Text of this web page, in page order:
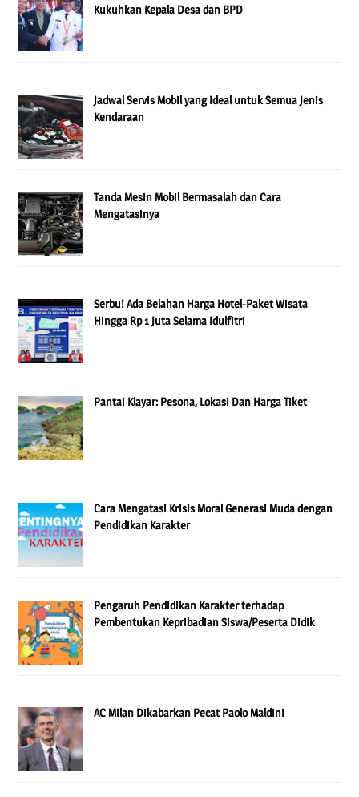
Kukuhkan Kepala Desa dan BPD
Jadwal Servis Mobil yang Ideal untuk Semua Jenis
Kendaraan
Tanda Mesin Mobil Bermasalah dan Cara
Mengatasinya
Serbu! Ada Belahan Harga Hotel-Paket Wisata
Hingga Rp 1 Juta Selama Idulfitri
Pantai Klayar: Pesona, Lokasi Dan Harga Tiket
Cara Mengatasi Krisis Moral Generasi Muda dengan
Pendidikan Karakter
Pengaruh Pendidikan Karakter terhadap
Pembentukan Kepribadian Siswa/Peserta Didik
AC Milan Dikabarkan Pecat Paolo Maldini